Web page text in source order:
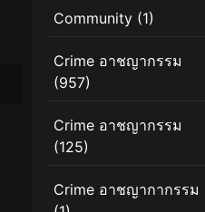
Community (1)
Crime อาชญากรรม
(957)
Crime อาชญากรรม
(125)
Crime อาชญากากรรม